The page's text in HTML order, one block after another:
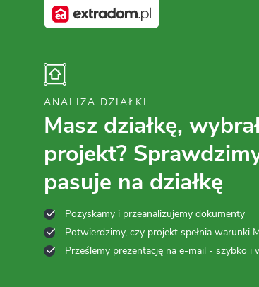
ANALIZA DZIAŁKI
Masz działkę,
projekt?
pasuje na działkę
Pozyskamy i przeanalizujemy dokumenty
Potwierdzimy, czy projekt spełnia warunki
Prześlemy prezentację na e-mail - szybko i